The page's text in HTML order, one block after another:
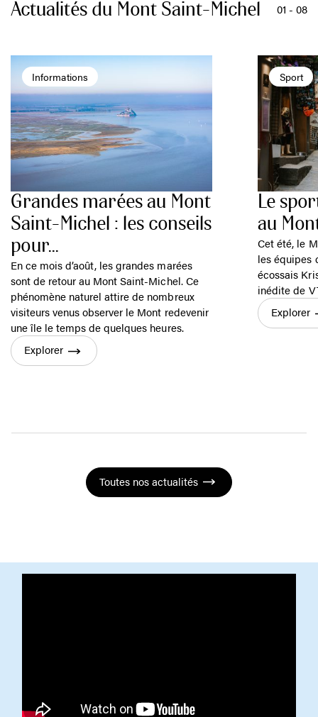
Actualités du Mont Saint-Michel
Informations
Grandes marées au Mont
Saint-Michel : les conseils
pour...
En ce mois d’août, les grandes marées
sont de retour au Mont Saint-Michel. Ce
phénomène naturel attire de nombreux
visiteurs venus observer le Mont redevenir
une île le temps de quelques heures.
Explorer
Sport
Le
au
Cet été, le
les équipes
écossais
inédite de
Explorer
01 - 08
Toutes nos actualités